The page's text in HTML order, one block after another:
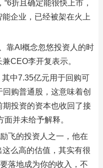
折且确定能很快上市，
企业，已经被架在火上
靠AI概念忽悠投资人的时
CEO李开复表示。
中7.35亿元用于回购可
购普通股，这意味着创
投资的资本也收回了接
并未给予解释。
飞的投资人之一，他在
么高的估值，其实有很
落地成为你的收入，不